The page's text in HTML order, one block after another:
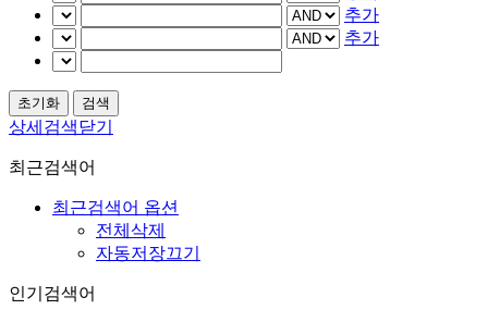
추가
추가
상세검색닫기
최근검색어
최근검색어 옵션
전체삭제
자동저장끄기
인기검색어